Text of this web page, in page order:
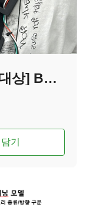
[2025년 공모전 수상작 - 대상] BRG(장애인 레이싱 게임 보조기기)
담기